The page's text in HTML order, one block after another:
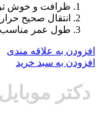
ظرافت و خوش
انتقال صحیح
طول عمر
افزودن به علاقه مندی
افزودن به سبد خرید
دکتر